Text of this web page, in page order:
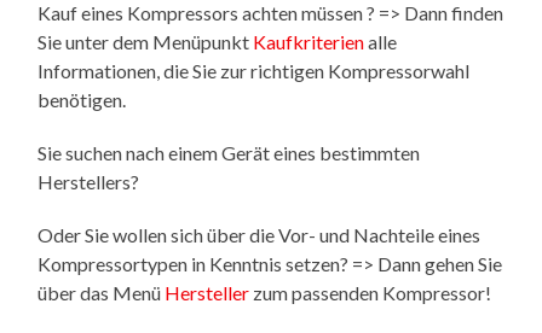
Kauf eines Kompressors achten müssen ? => Dann finden
Sie unter dem Menüpunkt Kaufkriterienalle
Informationen, die Sie zur richtigen Kompressorwahl
benötigen.
Sie suchen nach einem Gerät eines bestimmten
Herstellers?
Oder Sie wollen sich über die Vor- und Nachteile eines
Kompressortypen in Kenntnis setzen? => Dann gehen Sie
über das Menü Hersteller zum passenden Kompressor!